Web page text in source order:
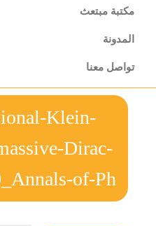
مكتبة مبتعث
المدونة
تواصل معنا
Klein-
Dirac-
of-Ph